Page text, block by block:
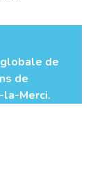
de
de
la-Merci.